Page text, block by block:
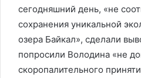
сегодняшний день, «не
сохранения уникальной
озера Байкал», сделали
попросили Володина «не
скоропалительного